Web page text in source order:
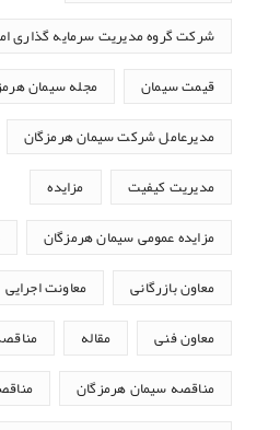
شرکت گروه مدیریت سرمایه گذاری
قیمت سیمان مجله سیمان
مدیرعامل شرکت سیمان هرمزگان
مدیریت کیفیت مزایده
مزایده عمومی سیمان هرمزگان
معاون بازرگانی معاونت اجرایی
معاون فنی مقاله
مناقصه سیمان هرمزگان